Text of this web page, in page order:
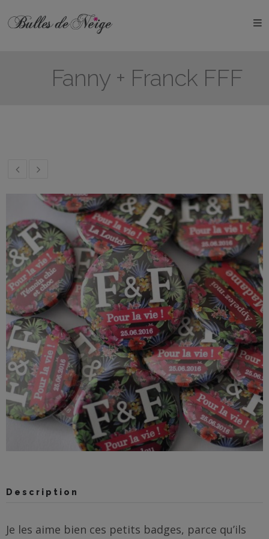
Fanny + Franck FFF
Description
Je les aime bien ces petits badges, parce qu’ils
ÉVÉNEMENTS
Mariages
Naissances
OBJETS
BOUTIQUE
Objets
personnalisés
Annonce
Grossesse
Cadeaux
/ Nounou /